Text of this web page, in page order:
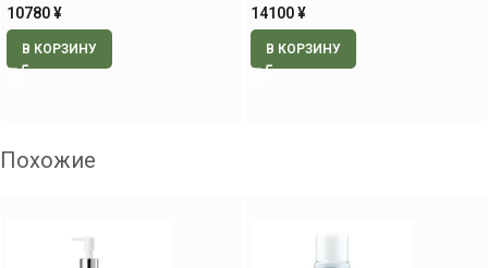
10780¥
В КОРЗИНУ
14100¥
В КОРЗИНУ
Похожие